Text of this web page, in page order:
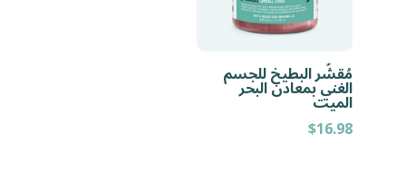
مُقشّر البطيخ للجسم
الغني بمعادن البحر
الميت
$16.98